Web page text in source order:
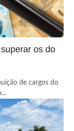
os do
de cargos do